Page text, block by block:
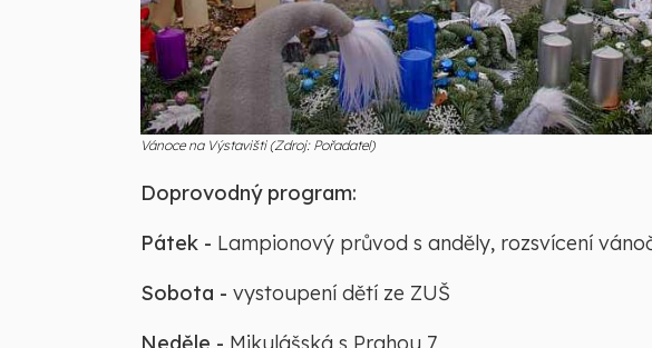
Vánoce na Výstavišti (Zdroj: Pořadatel)
Doprovodný program:
Pátek - Lampionový průvod s anděly, rozsvícení
Sobota - vystoupení dětí ze ZUŠ
Neděle - Mikulášská s Prahou 7